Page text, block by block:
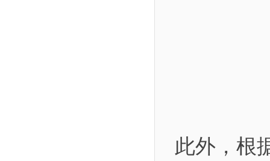
此外，根